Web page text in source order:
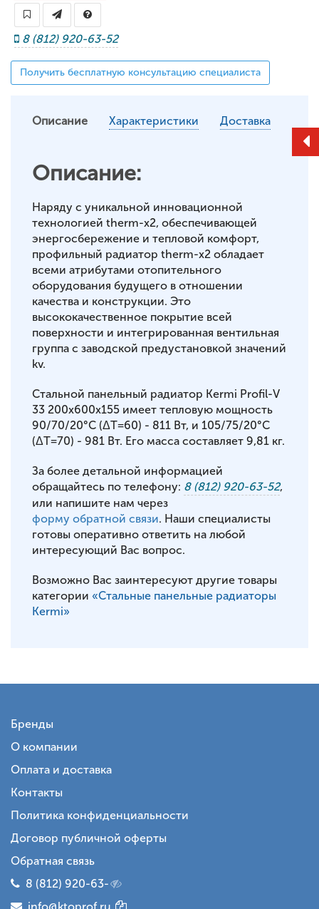
8 (812) 920-63-52
Получить бесплатную консультацию специалиста
Описание Характеристики Доставка
Описание:
Наряду с уникальной инновационной
технологией therm-x2, обеспечивающей
энергосбережение и тепловой комфорт,
профильный радиатор therm-x2 обладает
всеми атрибутами отопительного
оборудования будущего в отношении
качества и конструкции. Это
высококачественное покрытие всей
поверхности и интегрированная вентильная
группа с заводской предустановкой значений
kv.
Стальной панельный радиатор Kermi Profil-V
33 200x600x155 имеет тепловую мощность
90/70/20°С (ΔT=60) - 811 Вт, и 105/75/20°С
(ΔT=70) - 981 Вт. Его масса составляет 9,81 кг.
За более детальной информацией
обращайтесь по телефону: 8 (812) 920-63-52,
или напишите нам через
форму обратной связи. Наши специалисты
готовы оперативно ответить на любой
интересующий Вас вопрос.
Возможно Вас заинтересуют другие товары
категории «Стальные панельные радиаторы
Kermi»
Бренды
О компании
Оплата и доставка
Контакты
Политика конфиденциальности
Договор публичной оферты
Обратная связь
8 (812) 920-63-